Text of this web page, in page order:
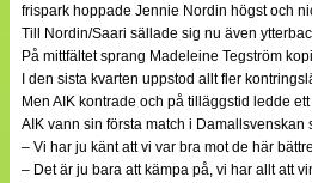
frispark hoppade Jennie Nordin högst och
Till Nordin/Saari sällade sig nu även
På mittfältet sprang Madeleine Tegström
I den sista kvarten uppstod allt fler
Men AIK kontrade och på tilläggstid ledde
AIK vann sin första match i
– Vi har ju känt att vi var bra mot de här
– Det är ju bara att kämpa på, vi har allt att